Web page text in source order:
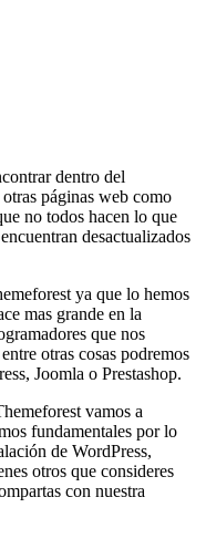
dentro del
páginas web como
no todos hacen lo que
desactualizados
ya que lo hemos
mas grande en la
que nos
otras cosas podremos
Joomla o Prestashop.
vamos a
fundamentales por lo
de WordPress,
otros que consideres
con nuestra